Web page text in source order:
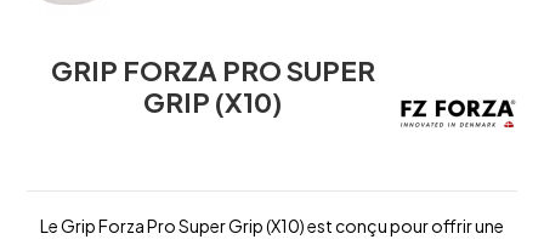
GRIP FORZA PRO SUPER
GRIP (X10)
Le Grip Forza Pro Super Grip (X10) est conçu pour offrir une